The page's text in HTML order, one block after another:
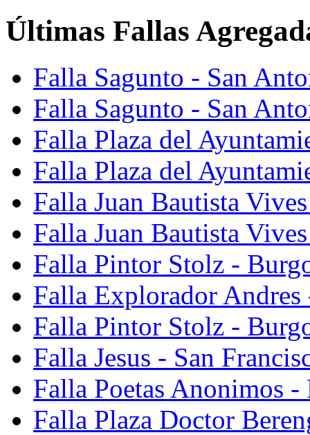
Últimas Fallas
Falla Sagunto - San
Falla Sagunto - San
Falla Plaza del
Falla Plaza del
Falla Juan Bautista
Falla Juan Bautista
Falla Pintor Stolz -
Falla Explorador Andres
Falla Pintor Stolz -
Falla Jesus - San
Falla Poetas Anonimos
Falla Plaza Doctor